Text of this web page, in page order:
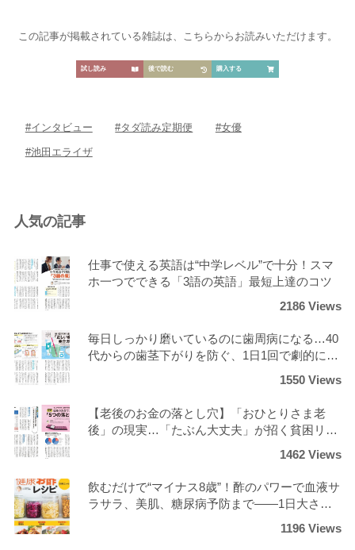
この記事が掲載されている雑誌は、こちらからお読みいただけます。
試し読み 後で読む 購入する
#インタビュー #タダ読み定期便 #女優
#池田エライザ
人気の記事
仕事で使える英語は“中学レベル”で十分！スマ
ホ一つでできる「3語の英語」最短上達のコツ
2186 Views
毎日しっかり磨いているのに歯周病になる…40
代からの歯茎下がりを防ぐ、1日1回で劇的にツ
1550 Views
【老後のお金の落とし穴】「おひとりさま老
後」の現実…「たぶん大丈夫」が招く貧困リス
1462 Views
飲むだけで“マイナス8歳”！酢のパワーで血液サ
ラサラ、美肌、糖尿病予防まで――1日大さじ3
1196 Views